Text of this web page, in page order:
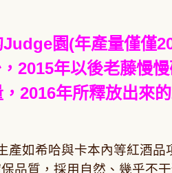
園(年產量僅僅
2015年以後老藤慢
2016年所釋放出來
產如希哈與卡本內等紅酒品
品質，採用自然、幾乎不